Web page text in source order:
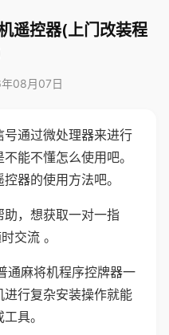
遥控器(上门改装程
08月07日
通过微处理器来进行
能不懂怎么使用吧。
器的使用方法吧。
，想获取一对一指
交流 。
通麻将机程序控牌器一
行复杂安装操作就能
具。